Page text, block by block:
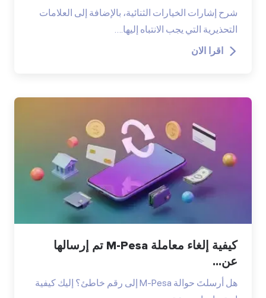
شرح إشارات الخيارات الثنائية، بالإضافة إلى العلامات
التحذيرية التي يجب الانتباه إليها.…
اقرا الان
كيفية إلغاء معاملة M-Pesa تم إرسالها
عن...
هل أرسلتَ حوالة M-Pesa إلى رقم خاطئ؟ إليك كيفية